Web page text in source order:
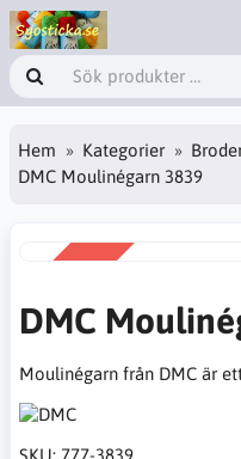
Hem Kategorier
DMC Moulinégarn 3839
DMC
Moulinégarn från DMC är
SKU: 777-3839